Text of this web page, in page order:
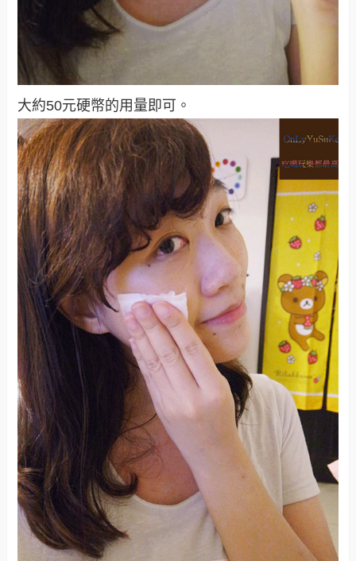
大約50元硬幣的用量即可。